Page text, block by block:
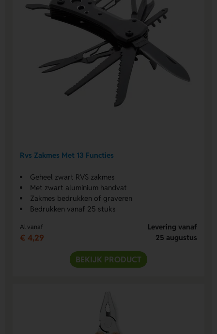
Rvs Zakmes Met 13 Functies
Geheel zwart RVS zakmes
Met zwart aluminium handvat
Zakmes bedrukken of graveren
Bedrukken vanaf 25 stuks
Al vanaf
€ 4,29
Levering vanaf
25 augustus
BEKIJK PRODUCT